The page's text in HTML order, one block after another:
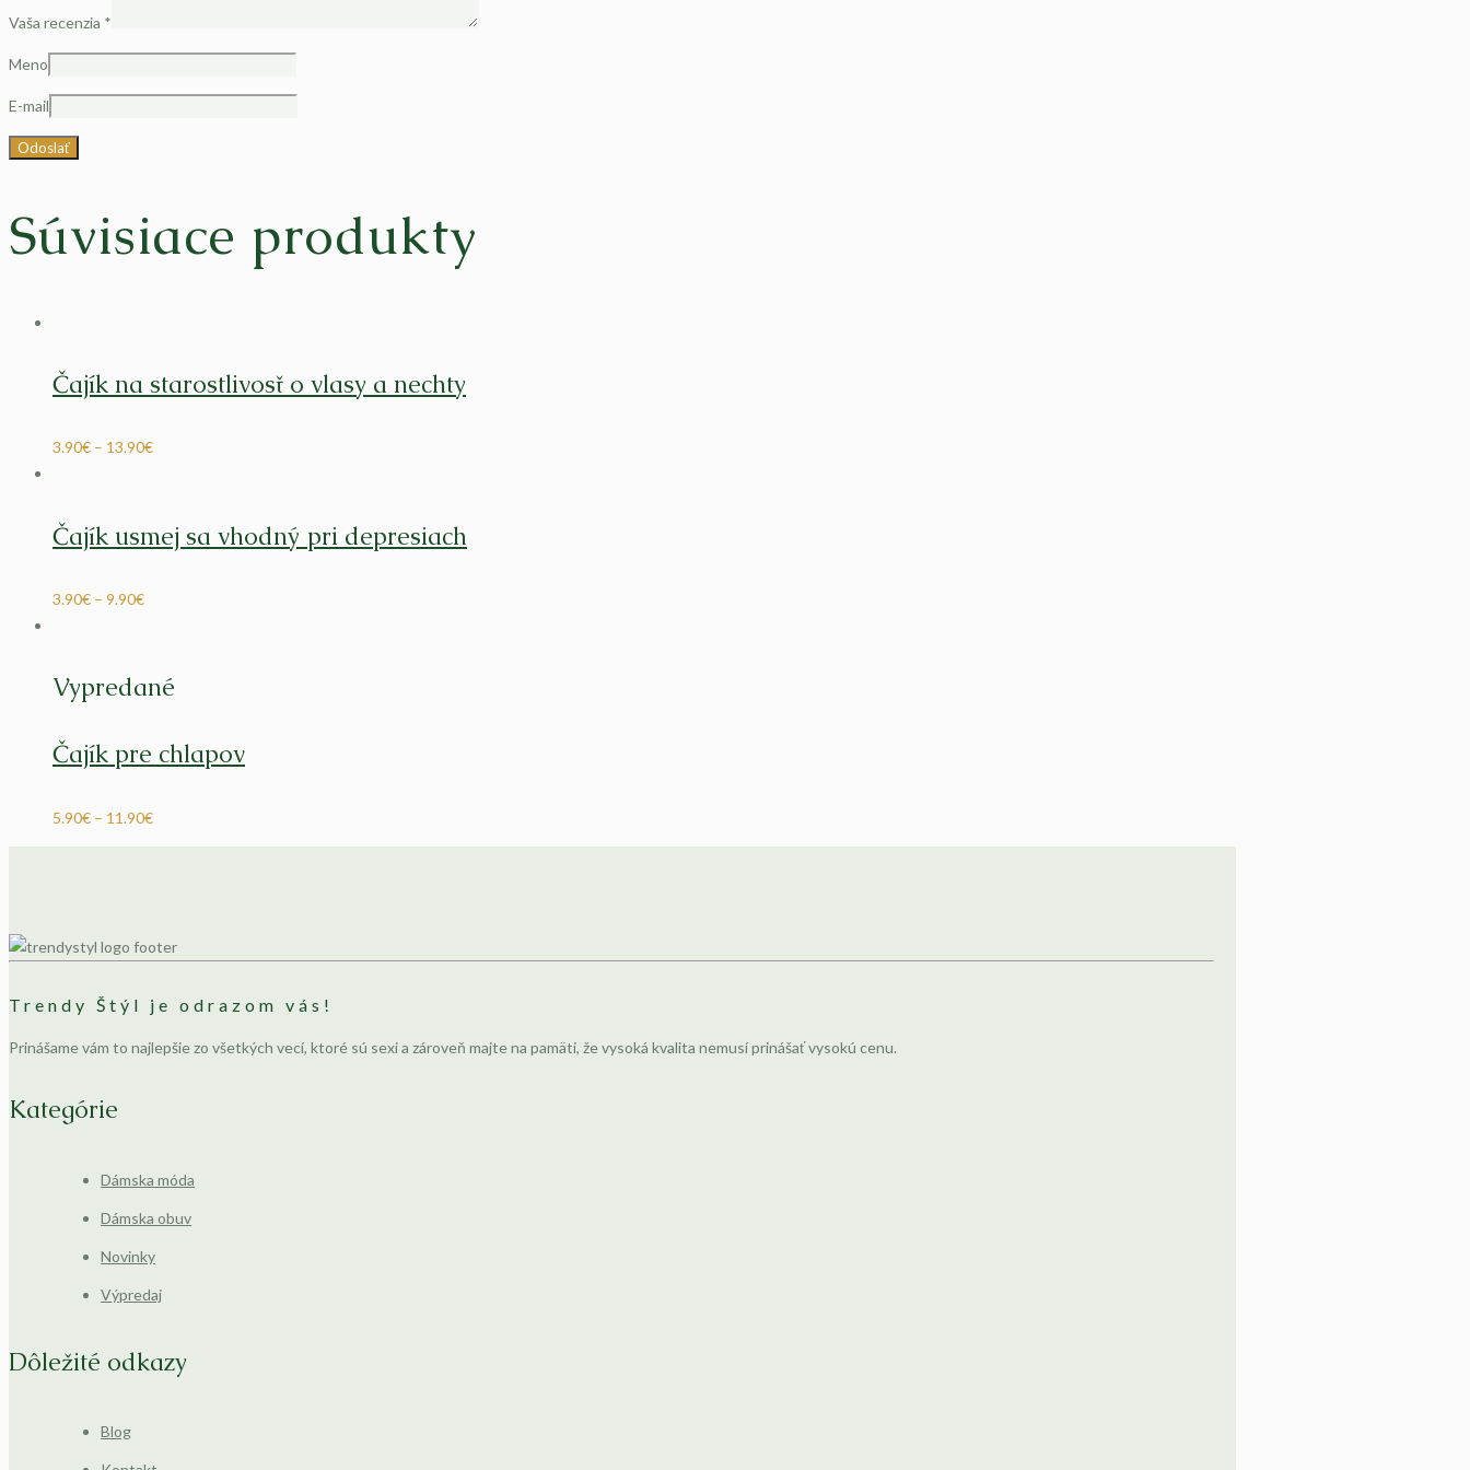
Vaša recenzia *
Meno
E-mail
Súvisiace produkty
Čajík na starostlivosť o vlasy a nechty
3.90€ – 13.90€
Čajík usmej sa vhodný pri depresiach
3.90€ – 9.90€
Vypredané
Čajík pre chlapov
5.90€ – 11.90€
Trendy Štýl je odrazom vás!
Prinášame vám to najlepšie zo všetkých vecí, ktoré sú sexi a zároveň majte na pamäti, že vysoká kvalita nemusí prinášať vysokú cenu.
Kategórie
Dámska móda
Dámska obuv
Novinky
Výpredaj
Dôležité odkazy
Blog